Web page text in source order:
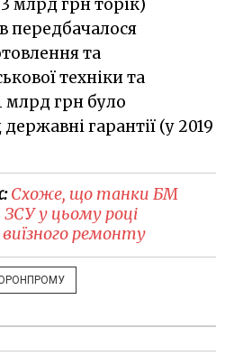
млрд грн торік)
передбачалося
та
техніки та
млрд грн було
гарантії (у 2019
Схоже, що танки БМ
у цьому році
ремонту